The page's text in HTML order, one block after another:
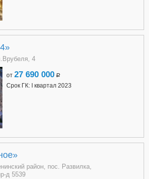
4
от 27 690 000 a
Срок ГК: I квартал 2023
район, пос. Развилка,
д 5539